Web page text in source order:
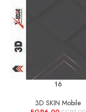
16
3D SKIN Mobile